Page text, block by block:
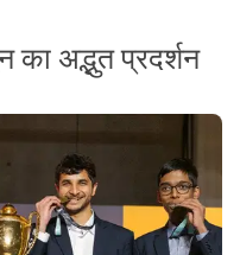
अद्भुत प्रदर्शन